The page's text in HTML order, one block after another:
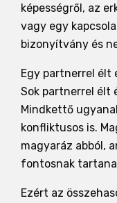
képességről, az
vagy egy
bizonyítvány és
Egy partnerrel élt
Sok partnerrel élt
Mindkettő
konfliktusos is.
magyaráz abból,
fontosnak
Ezért az